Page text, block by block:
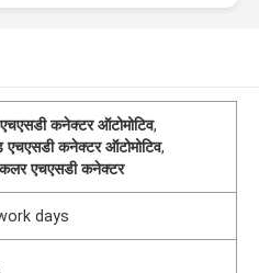
कनेक्टर ऑटोमोटिव,
कनेक्टर ऑटोमोटिव,
कलर एचएसडी कनेक्टर
days